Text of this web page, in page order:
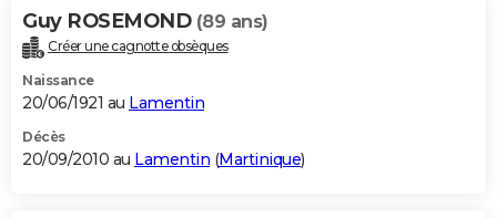
Guy ROSEMOND (89 ans)
Créer une cagnotte obsèques
Naissance
20/06/1921 au Lamentin
Décès
20/09/2010 au Lamentin (Martinique)